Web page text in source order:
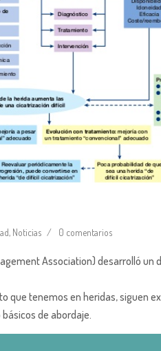
, Noticias 0 comentarios
Association) desarrolló
que tenemos en heridas, siguen
de abordaje.